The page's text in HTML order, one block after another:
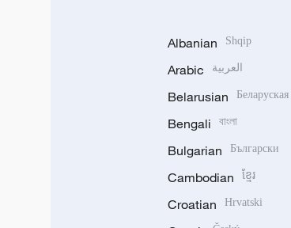
Albanian Shqip
Arabic العربية
Belarusian Беларуская
Bengali বাংলা
Bulgarian Български
Cambodian ខ្មែរ
Croatian Hrvatski